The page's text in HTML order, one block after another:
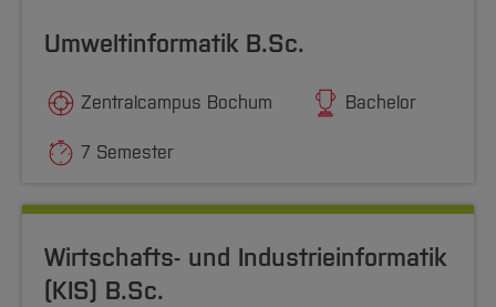
Umweltinformatik B.Sc.
Zentralcampus Bochum Bachelor
7 Semester
Wirtschafts- und Industrieinformatik
(KIS) B.Sc.